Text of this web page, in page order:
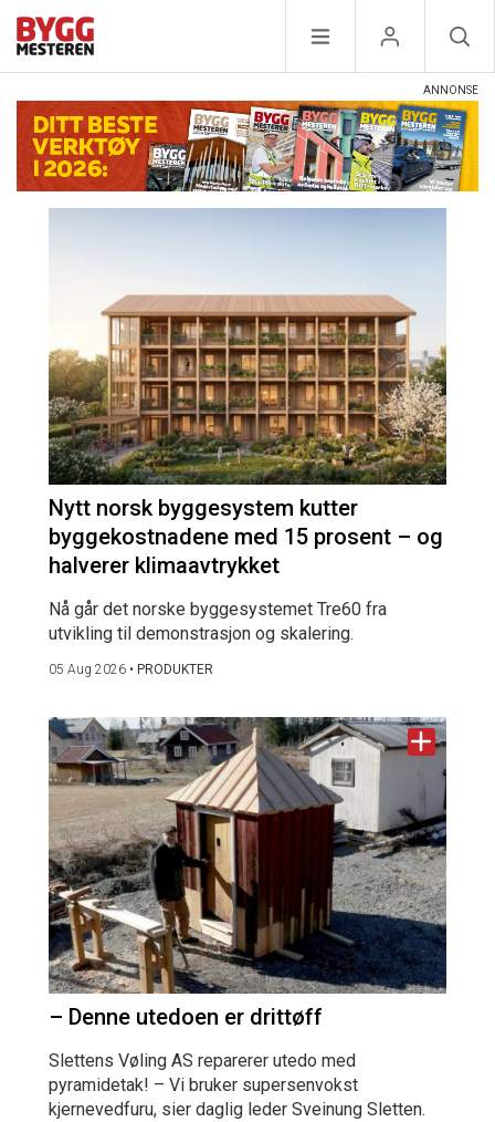
Nytt norsk byggesystem kutter
byggekostnadene med 15 prosent – og
halverer klimaavtrykket
Nå går det norske byggesystemet Tre60 fra
utvikling til demonstrasjon og skalering.
05 Aug 2026 • PRODUKTER
– Denne utedoen er drittøff
Slettens Vøling AS reparerer utedo med
pyramidetak! – Vi bruker supersenvokst
kjernevedfuru, sier daglig leder Sveinung Sletten.